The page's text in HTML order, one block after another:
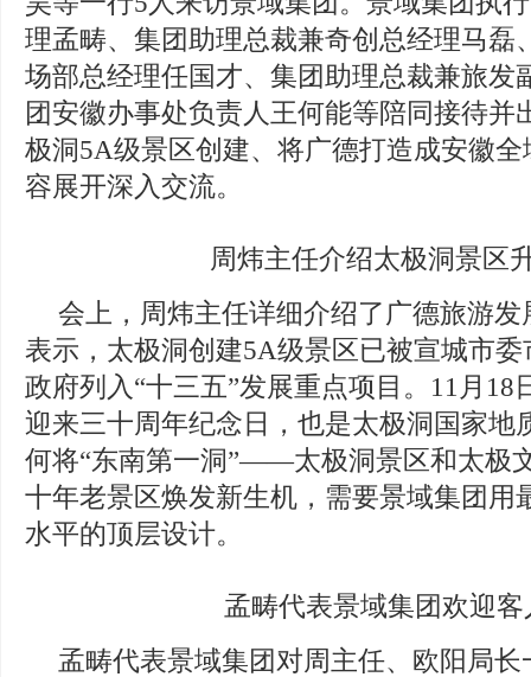
理孟畴、集团助理总裁兼奇创总经理马磊
场部总经理任国才、集团助理总裁兼旅发
团安徽办事处负责人王何能等陪同接待并
极洞5A级景区创建、将广德打造成安徽
容展开深入交流。
周炜主任介绍太极洞景区
会上，周炜主任详细介绍了广德旅游
表示，太极洞创建5A级景区已被宣城市
政府列入“十三五”发展重点项目。11月18
迎来三十周年纪念日，也是太极洞国家地
何将“东南第一洞”——太极洞景区和太极
十年老景区焕发新生机，需要景域集团用
水平的顶层设计。
孟畴代表景域集团欢迎
孟畴代表景域集团对周主任、欧阳局